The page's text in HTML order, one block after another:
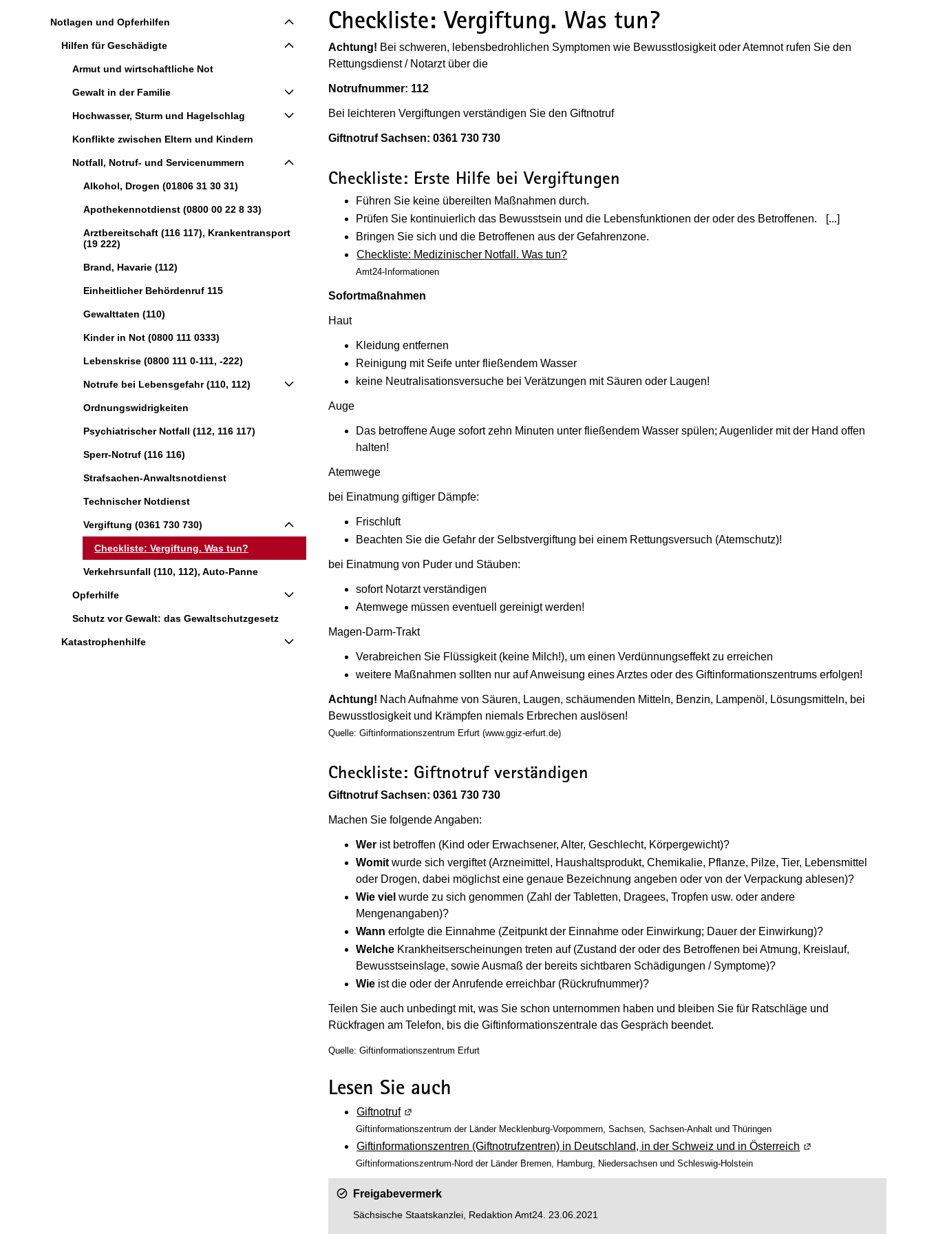
Notlagen und Opferhilfen
Hilfen für Geschädigte
Armut und wirtschaftliche Not
Gewalt in der Familie
Hochwasser, Sturm und Hagelschlag
Konflikte zwischen Eltern und Kindern
Notfall, Notruf- und Servicenummern
Alkohol, Drogen (01806 31 30 31)
Apothekennotdienst (0800 00 22 8 33)
Arztbereitschaft (116 117), Krankentransport
(19 222)
Brand, Havarie (112)
Einheitlicher Behördenruf 115
Gewalttaten (110)
Kinder in Not (0800 111 0333)
Lebenskrise (0800 111 0-111, -222)
Notrufe bei Lebensgefahr (110, 112)
Ordnungswidrigkeiten
Psychiatrischer Notfall (112, 116 117)
Sperr-Notruf (116 116)
Strafsachen-Anwaltsnotdienst
Technischer Notdienst
Vergiftung (0361 730 730)
Checkliste: Vergiftung. Was tun?
Verkehrsunfall (110, 112), Auto-Panne
Opferhilfe
Schutz vor Gewalt: das Gewaltschutzgesetz
Katastrophenhilfe
Checkliste: Vergiftung. Was tun?
Achtung! Bei schweren, lebensbedrohlichen Symptomen wie Bewusstlosigkeit oder Atemnot rufen Sie den
Rettungsdienst / Notarzt über die
Notrufnummer: 112
Bei leichteren Vergiftungen verständigen Sie den Giftnotruf
Giftnotruf Sachsen: 0361 730 730
Checkliste: Erste Hilfe bei Vergiftungen
Führen Sie keine übereilten Maßnahmen durch.
Prüfen Sie kontinuierlich das Bewusstsein und die Lebensfunktionen der oder des Betroffenen.
[...]
Bringen Sie sich und die Betroffenen aus der Gefahrenzone.
Checkliste: Medizinischer Notfall. Was tun?
Amt24-Informationen
Sofortmaßnahmen
Haut
Kleidung entfernen
Reinigung mit Seife unter fließendem Wasser
keine Neutralisationsversuche bei Verätzungen mit Säuren oder Laugen!
Auge
Das betroffene Auge sofort zehn Minuten unter fließendem Wasser spülen; Augenlider mit der Hand offen
halten!
Atemwege
bei Einatmung giftiger Dämpfe:
Frischluft
Beachten Sie die Gefahr der Selbstvergiftung bei einem Rettungsversuch (Atemschutz)!
bei Einatmung von Puder und Stäuben:
sofort Notarzt verständigen
Atemwege müssen eventuell gereinigt werden!
Magen-Darm-Trakt
Verabreichen Sie Flüssigkeit (keine Milch!), um einen Verdünnungseffekt zu erreichen
weitere Maßnahmen sollten nur auf Anweisung eines Arztes oder des Giftinformationszentrums erfolgen!
Achtung! Nach Aufnahme von Säuren, Laugen, schäumenden Mitteln, Benzin, Lampenöl, Lösungsmitteln, bei
Bewusstlosigkeit und Krämpfen niemals Erbrechen auslösen!
Quelle: Giftinformationszentrum Erfurt (www.ggiz-erfurt.de)
Checkliste: Giftnotruf verständigen
Giftnotruf Sachsen: 0361 730 730
Machen Sie folgende Angaben:
Wer ist betroffen (Kind oder Erwachsener, Alter, Geschlecht, Körpergewicht)?
Womitwurde sich vergiftet (Arzneimittel, Haushaltsprodukt, Chemikalie, Pflanze, Pilze, Tier, Lebensmittel
oder Drogen, dabei möglichst eine genaue Bezeichnung angeben oder von der Verpackung ablesen)?
Wie viel wurde zu sich genommen (Zahl der Tabletten, Dragees, Tropfen usw. oder andere
Mengenangaben)?
Wann erfolgte die Einnahme (Zeitpunkt der Einnahme oder Einwirkung; Dauer der Einwirkung)?
Welche Krankheitserscheinungen treten auf (Zustand der oder des Betroffenen bei Atmung, Kreislauf,
Bewusstseinslage, sowie Ausmaß der bereits sichtbaren Schädigungen / Symptome)?
Wie ist die oder der Anrufende erreichbar (Rückrufnummer)?
Teilen Sie auch unbedingt mit, was Sie schon unternommen haben und bleiben Sie für Ratschläge und
Rückfragen am Telefon, bis die Giftinformationszentrale das Gespräch beendet.
Quelle: Giftinformationszentrum Erfurt
Lesen Sie auch
Giftnotruf(Wird in einem neuen Fenster geöffnet)
Giftinformationszentrum der Länder Mecklenburg-Vorpommern, Sachsen, Sachsen-Anhalt und Thüringen
Giftinformationszentren (Giftnotrufzentren) in Deutschland, in der Schweiz und in Österreich (Wird in einem neuen
Giftinformationszentrum-Nord der Länder Bremen, Hamburg, Niedersachsen und Schleswig-Holstein
Freigabevermerk
Sächsische Staatskanzlei, Redaktion Amt24. 23.06.2021